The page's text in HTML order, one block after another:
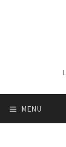
MENU